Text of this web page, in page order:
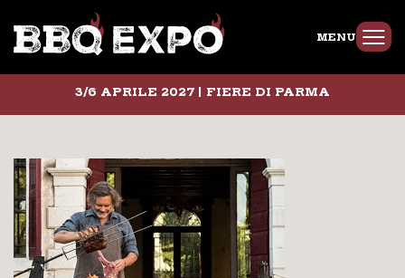
MENU
3/6 APRILE 2027 | FIERE DI PARMA